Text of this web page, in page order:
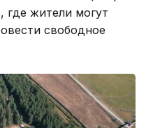
где жители могут
свободное